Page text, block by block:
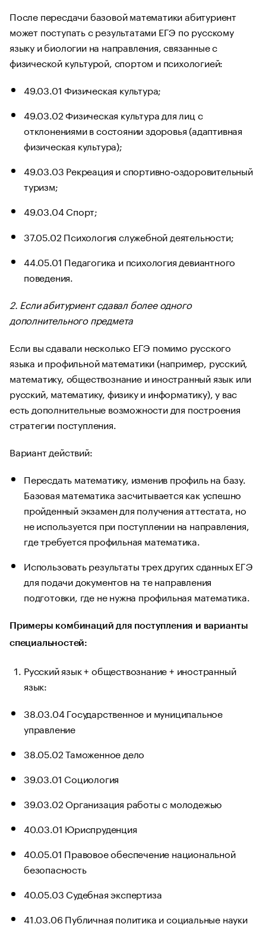
После пересдачи базовой математики абитуриент
может поступать с результатами ЕГЭ по русскому
языку и биологии на направления, связанные с
физической культурой, спортом и психологией:
49.03.01 Физическая культура;
49.03.02 Физическая культура для лиц с
отклонениями в состоянии здоровья (адаптивная
физическая культура);
49.03.03 Рекреация и спортивно‑оздоровительный
туризм;
49.03.04 Спорт;
37.05.02 Психология служебной деятельности;
44.05.01 Педагогика и психология девиантного
поведения.
2. Если абитуриент сдавал более одного
дополнительного предмета
Если вы сдавали несколько ЕГЭ помимо русского
языка и профильной математики (например, русский,
математику, обществознание и иностранный язык или
русский, математику, физику и информатику), у вас
есть дополнительные возможности для построения
стратегии поступления.
Вариант действий:
Пересдать математику, изменив профиль на базу.
Базовая математика засчитывается как успешно
пройденный экзамен для получения аттестата, но
не используется при поступлении на направления,
где требуется профильная математика.
Использовать результаты трех других сданных ЕГЭ
для подачи документов на те направления
подготовки, где не нужна профильная математика.
Примеры комбинаций для поступления и варианты
специальностей:
Русский язык + обществознание + иностранный
язык:
38.03.04 Государственное и муниципальное
управление
38.05.02 Таможенное дело
39.03.01 Социология
39.03.02 Организация работы с молодежью
40.03.01 Юриспруденция
40.05.01 Правовое обеспечение национальной
безопасность
40.05.03 Судебная экспертиза
41.03.06 Публичная политика и социальные науки